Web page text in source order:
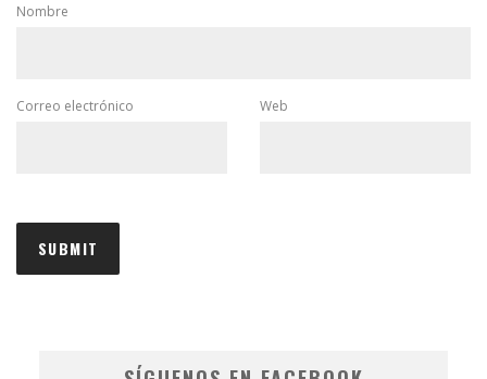
Nombre
Correo electrónico Web